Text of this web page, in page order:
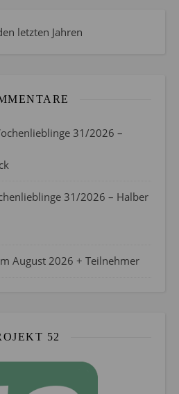
letzten Jahren
31/2026 –
31/2026 – Halber
August 2026 + Teilnehmer
52